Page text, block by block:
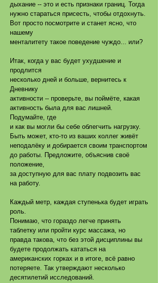
дыхание -- это и есть признаки границ. Тогда
нужно стараться присесть, чтобы отдохнуть.
Вот просто посмотрите и станет ясно, что
нашему
менталитету такое поведение чуждо... или?
Итак, когда у вас будет ухудшение и
продлится
несколько дней и больше, вернитесь к
Дневнику
активности -- проверьте, вы поймёте, какая
активность была для вас лишней.
Подумайте, где
и как вы могли бы себе облегчить нагрузку.
Быть может, кто-то из ваших коллег живёт
неподалёку и добирается своим транспортом
до работы. Предложите, объяснив своё
положение,
за доступную для вас плату подвозить вас
на работу.
Каждый метр, каждая ступенька будет играть
роль.
Понимаю, что гораздо легче принять
таблетку или пройти курс массажа, но
правда такова, что без этой дисциплины вы
будете продолжать кататься на
американских горках и в итоге, всё равно
потеряете. Так утверждают несколько
десятилетий исследований.